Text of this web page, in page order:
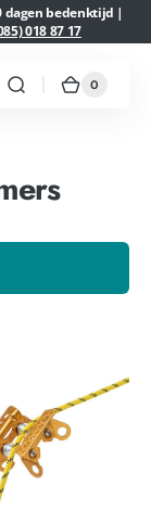
dagen bedenktijd |
018 87 17
0
0